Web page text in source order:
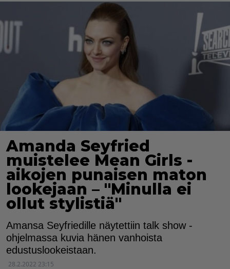
Amanda Seyfried
muistelee Mean Girls -
aikojen punaisen maton
lookejaan – "Minulla ei
ollut stylistiä"
Amansa Seyfriedille näytettiin talk show -
ohjelmassa kuvia hänen vanhoista
edustuslookeistaan.
28.2.2022 23:15